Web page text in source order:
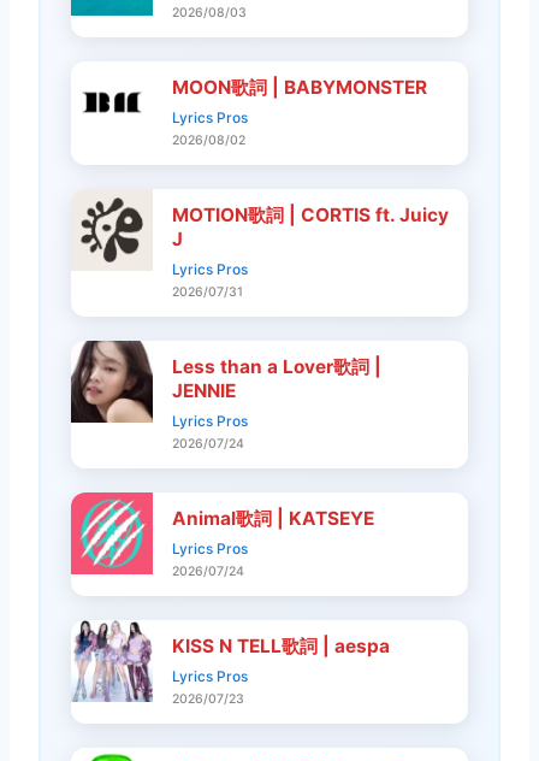
2026/08/03
MOON歌詞 | BABYMONSTER
Lyrics Pros
2026/08/02
MOTION歌詞 | CORTIS ft. Juicy
J
Lyrics Pros
2026/07/31
Less than a Lover歌詞 |
JENNIE
Lyrics Pros
2026/07/24
Animal歌詞 | KATSEYE
Lyrics Pros
2026/07/24
KISS N TELL歌詞 | aespa
Lyrics Pros
2026/07/23